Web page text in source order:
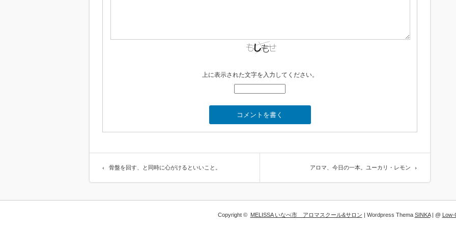
上に表示された文字を入力してください。
骨盤を回す、と同時に心がけるといいこと。 アロマ、今日の一本。ユーカリ・レモン
Copyright © MELISSA いなべ市 アロマスクール&サロン | Wordpress Thema SINKA| @ Low-